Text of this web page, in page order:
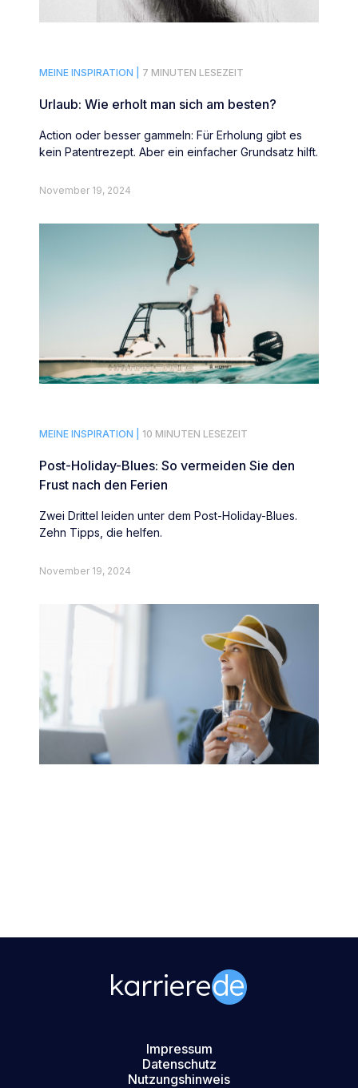
MEINE INSPIRATION | 7 MINUTEN LESEZEIT
Urlaub: Wie erholt man sich am besten?
Action oder besser gammeln: Für Erholung gibt es
kein Patentrezept. Aber ein einfacher Grundsatz hilft.
November 19, 2024
MEINE INSPIRATION | 10 MINUTEN LESEZEIT
Post-Holiday-Blues: So vermeiden Sie den
Frust nach den Ferien
Zwei Drittel leiden unter dem Post-Holiday-Blues.
Zehn Tipps, die helfen.
November 19, 2024
Impressum
Datenschutz
Nutzungshinweis